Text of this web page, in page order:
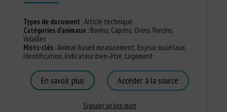
Types de document :Article technique
Catégories d'animaux : Bovins, Caprins, Ovins, Porcins,
Volailles
Mots-clés:Animal-based measurement, Enjeux sociétaux,
Identification, Indicateur bien-être, Logement
En savoir plus Accéder à la source
Signaler un lien mort